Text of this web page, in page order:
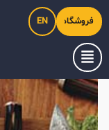
فروشگاه اینترنتی کیت‌لاین
EN